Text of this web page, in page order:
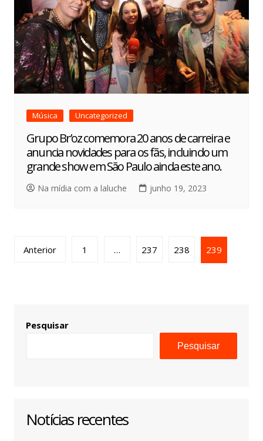
Música Uncategorized
Grupo Br’oz comemora 20 anos de carreira e
anuncia novidades para os fãs, incluindo um
grande show em São Paulo ainda este ano.
Na mídia com a laluche junho 19, 2023
Anterior 1 … 237 238 239
Pesquisar
Pesquisar
Notícias recentes